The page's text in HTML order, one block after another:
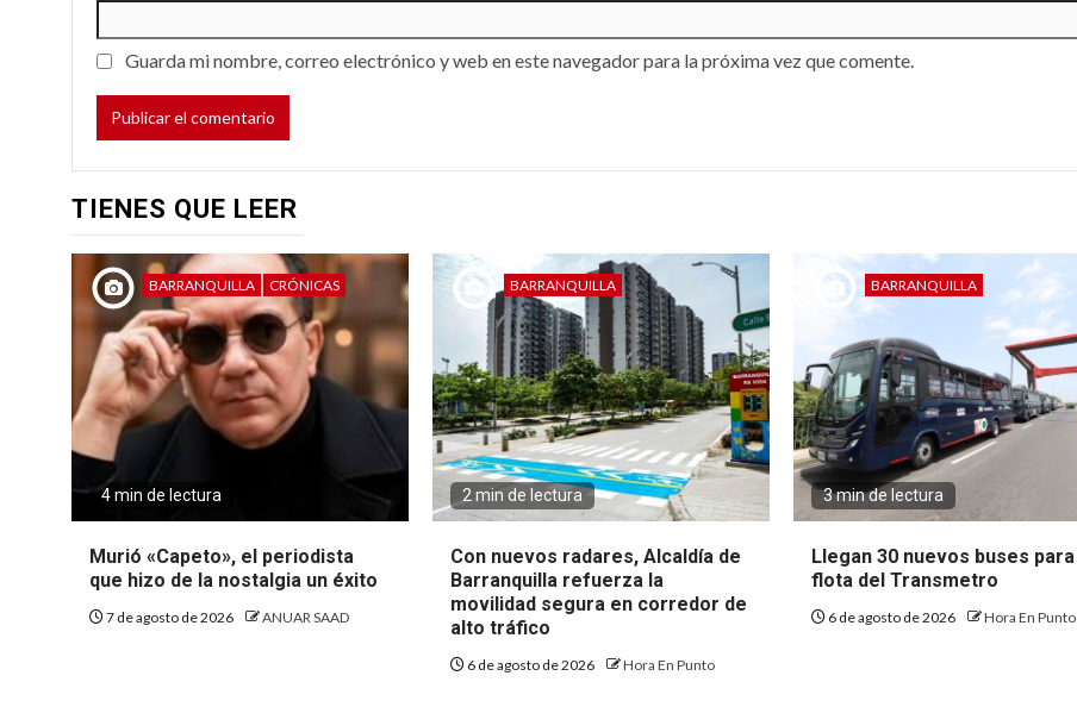
Guarda mi nombre, correo electrónico y web en este navegador para la próxima vez que comente.
TIENES QUE LEER
BARRANQUILLA CRÓNICAS
4 min de lectura
Murió «Capeto», el periodista
que hizo de la nostalgia un éxito
7 de agosto de 2026 ANUAR SAAD
BARRANQUILLA
2 min de lectura
Con nuevos radares, Alcaldía de
Barranquilla refuerza la
movilidad segura en corredor de
alto tráfico
6 de agosto de 2026 Hora En Punto
BARRANQUILLA
3 min de lectura
Llegan 30 nuevos buses para
flota del Transmetro
6 de agosto de 2026 Hora En Punto